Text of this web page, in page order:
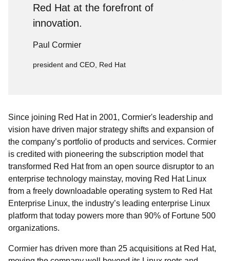
Red Hat at the forefront of
innovation.
Paul Cormier
president and CEO, Red Hat
Since joining Red Hat in 2001, Cormier's leadership and
vision have driven major strategy shifts and expansion of
the company’s portfolio of products and services. Cormier
is credited with pioneering the subscription model that
transformed Red Hat from an open source disruptor to an
enterprise technology mainstay, moving Red Hat Linux
from a freely downloadable operating system to Red Hat
Enterprise Linux, the industry’s leading enterprise Linux
platform that today powers more than 90% of Fortune 500
organizations.
Cormier has driven more than 25 acquisitions at Red Hat,